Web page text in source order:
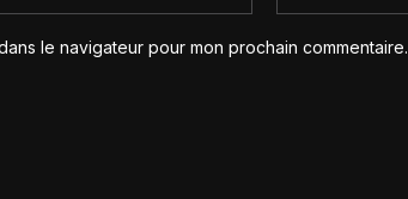
le navigateur pour mon prochain commentaire.